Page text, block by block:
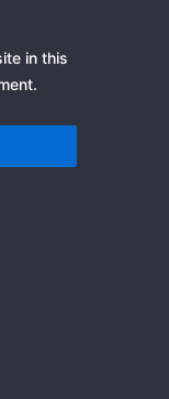
in this